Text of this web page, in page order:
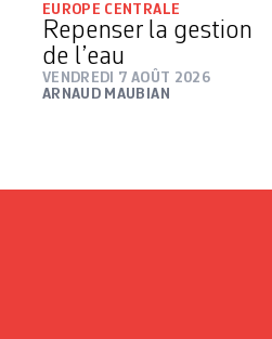
EUROPE CENTRALE
Repenser la gestion
de l’eau
VENDREDI 7 AOÛT 2026
ARNAUD MAUBIAN